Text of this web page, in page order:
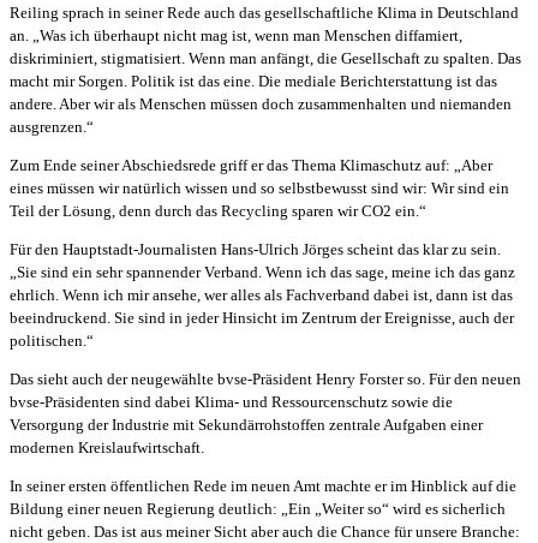
Reiling sprach in seiner Rede auch das gesellschaftliche Klima in Deutschland
an. „Was ich überhaupt nicht mag ist, wenn man Menschen diffamiert,
diskriminiert, stigmatisiert. Wenn man anfängt, die Gesellschaft zu spalten. Das
macht mir Sorgen. Politik ist das eine. Die mediale Berichterstattung ist das
andere. Aber wir als Menschen müssen doch zusammenhalten und niemanden
ausgrenzen.“
Zum Ende seiner Abschiedsrede griff er das Thema Klimaschutz auf: „Aber
eines müssen wir natürlich wissen und so selbstbewusst sind wir: Wir sind ein
Teil der Lösung, denn durch das Recycling sparen wir CO2 ein.“
Für den Hauptstadt-Journalisten Hans-Ulrich Jörges scheint das klar zu sein.
„Sie sind ein sehr spannender Verband. Wenn ich das sage, meine ich das ganz
ehrlich. Wenn ich mir ansehe, wer alles als Fachverband dabei ist, dann ist das
beeindruckend. Sie sind in jeder Hinsicht im Zentrum der Ereignisse, auch der
politischen.“
Das sieht auch der neugewählte bvse-Präsident Henry Forster so. Für den neuen
bvse-Präsidenten sind dabei Klima- und Ressourcenschutz sowie die
Versorgung der Industrie mit Sekundärrohstoffen zentrale Aufgaben einer
modernen Kreislaufwirtschaft.
In seiner ersten öffentlichen Rede im neuen Amt machte er im Hinblick auf die
Bildung einer neuen Regierung deutlich: „Ein „Weiter so“ wird es sicherlich
nicht geben. Das ist aus meiner Sicht aber auch die Chance für unsere Branche: